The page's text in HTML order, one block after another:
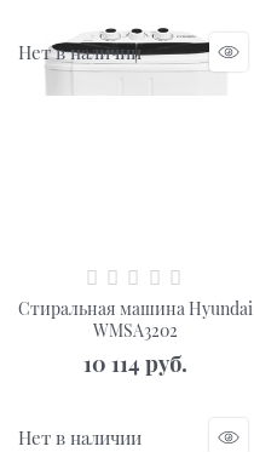
Нет в наличии
Стиральная машина Hyundai
WMSA3202
10 114 руб.
Нет в наличии